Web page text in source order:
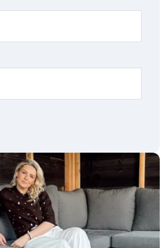
contact met ons op, wij helpen je